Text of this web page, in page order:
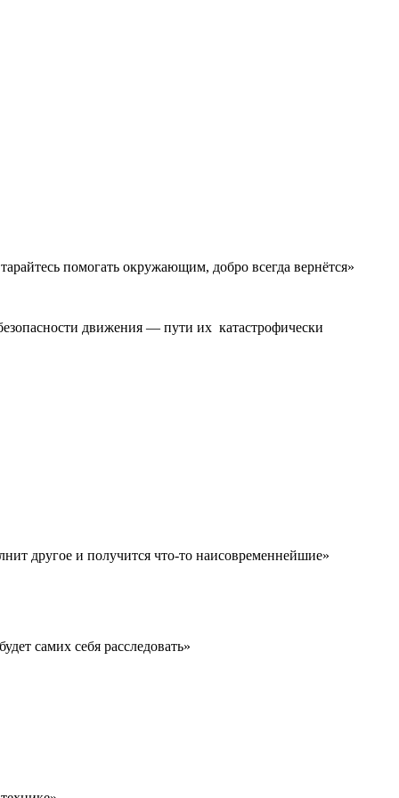
помогать окружающим, добро всегда вернётся»
движения — пути их катастрофически
другое и получится что-то наисовременнейшие»
самих себя расследовать»